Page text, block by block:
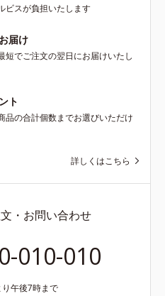
ビスが負担いたします
届け
短でご注文の翌日にお届けいたし
ト
品の合計個数までお選びいただけ
詳しくはこちら
・お問い合わせ
010-010
午後7時まで